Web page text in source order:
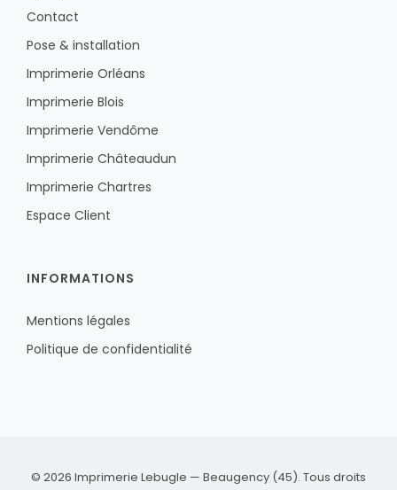
Contact
Pose & installation
Imprimerie Orléans
Imprimerie Blois
Imprimerie Vendôme
Imprimerie Châteaudun
Imprimerie Chartres
Espace Client
INFORMATIONS
Mentions légales
Politique de confidentialité
© 2026 Imprimerie Lebugle — Beaugency (45). Tous droits